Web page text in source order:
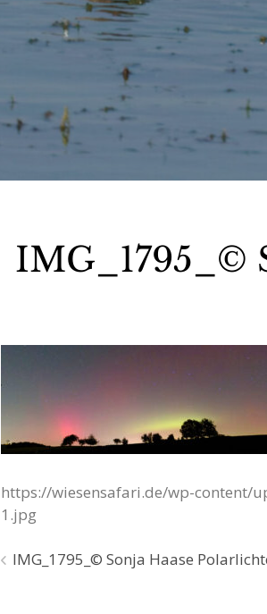
IMG_1795_©
https://wiesensafari.de/wp-content/
1.jpg
Beitragsnavigation
IMG_1795_© Sonja Haase